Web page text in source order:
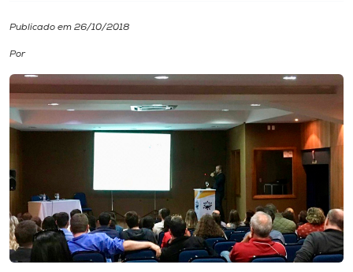
Diplomados
Cultura
CPA
Biblioteca
Editora
Rádio
Publicado em 26/10/2018
Por